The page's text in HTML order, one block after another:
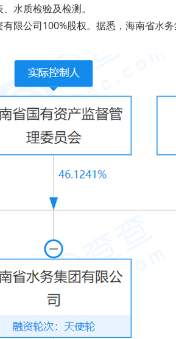
水质检验及检测。
限公司100%股权。据悉，海南省水